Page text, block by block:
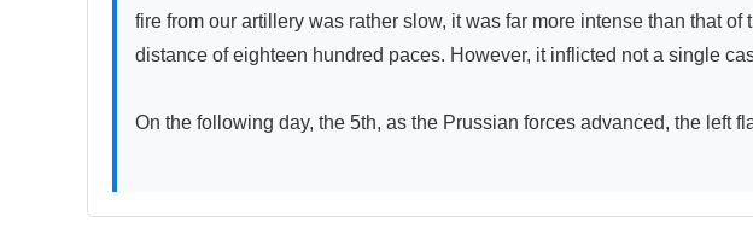
fire from our artillery was rather slow, it was far more intense than that
distance of eighteen hundred paces. However, it inflicted not a single
On the following day, the 5th, as the Prussian forces advanced, the left